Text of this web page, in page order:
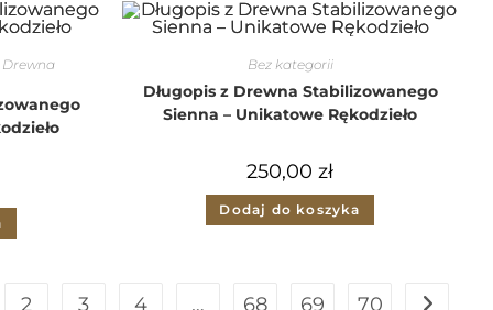
Drewna Bez kategorii
Długopis z Drewna Stabilizowanego
Sienna – Unikatowe Rękodzieło
250,00 zł
Dodaj do koszyka
2 3 4 … 68 69 70